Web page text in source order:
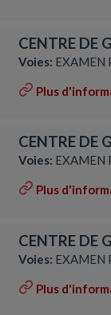
CENTRE DE
Voies: EXAMEN
Plus
CENTRE DE
Voies: EXAMEN
Plus
CENTRE DE
Voies: EXAMEN
Plus